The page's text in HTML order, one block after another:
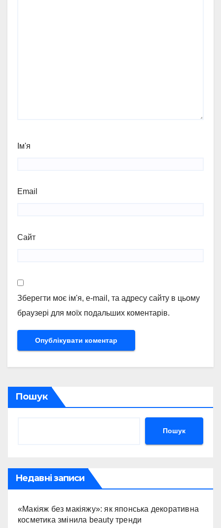
Ім'я
Email
Сайт
Зберегти моє ім'я, e-mail, та адресу сайту в цьому
браузері для моїх подальших коментарів.
Пошук
Пошук
Недавні записи
«Макіяж без макіяжу»: як японська декоративна
косметика змінила beauty тренди